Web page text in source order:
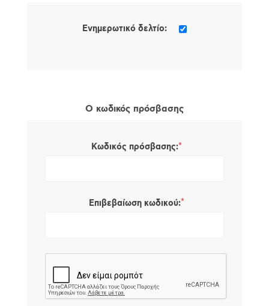
Ενημερωτικό δελτίο:
Ο κωδικός πρόσβασης
Κωδικός πρόσβασης:*
Επιβεβαίωση κωδικού:*